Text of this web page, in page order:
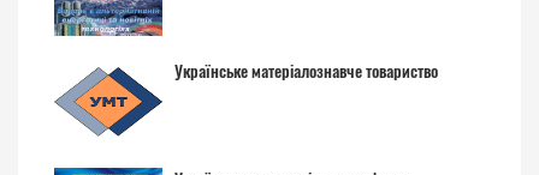
Українське матеріалознавче товариство